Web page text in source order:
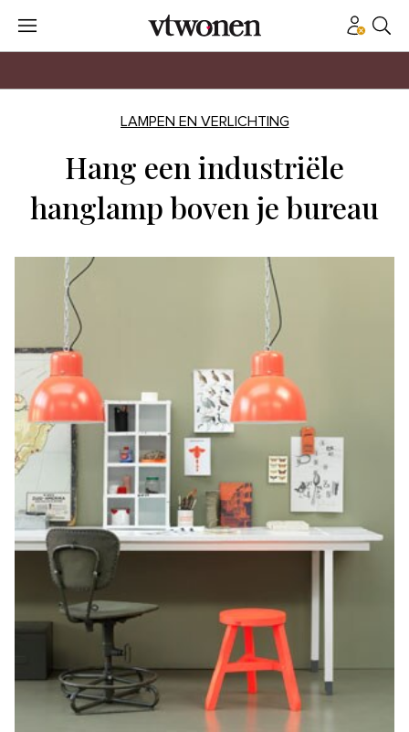
LAMPEN EN VERLICHTING
Hang een industriële
hanglamp boven je bureau